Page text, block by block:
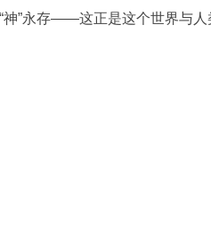
”永存——这正是这个世界与人